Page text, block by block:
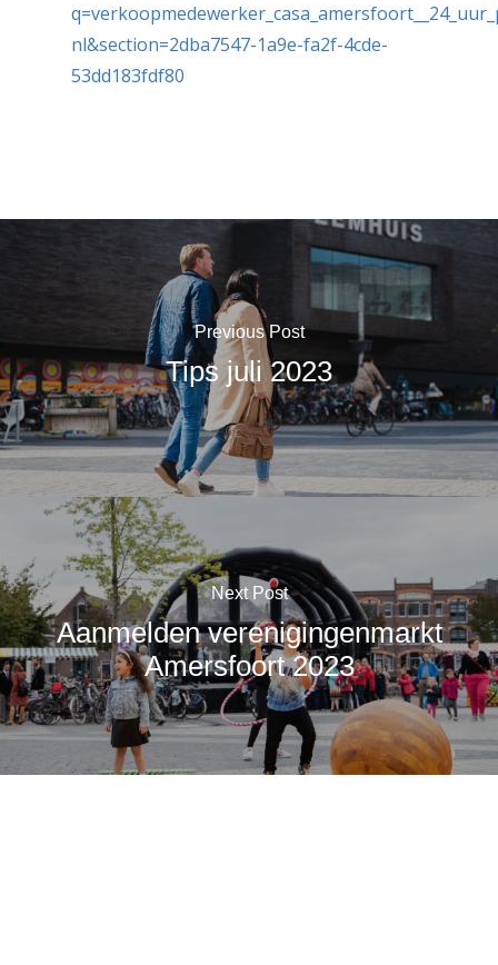
nl&section=2dba7547-1a9e-fa2f-4cde-
53dd183fdf80
Previous Post
Tips juli 2023
Next Post
Aanmelden verenigingenmarkt
Amersfoort 2023